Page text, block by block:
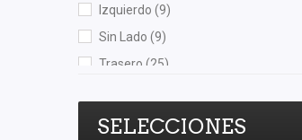
TomCo(2)
Top Engine(4)
Totalparts(4)
Tunix (1)
Izquierdo (9)
Sin Lado (9)
Trasero (25)
Trasero Izquierdo (4)
SELECCIONES